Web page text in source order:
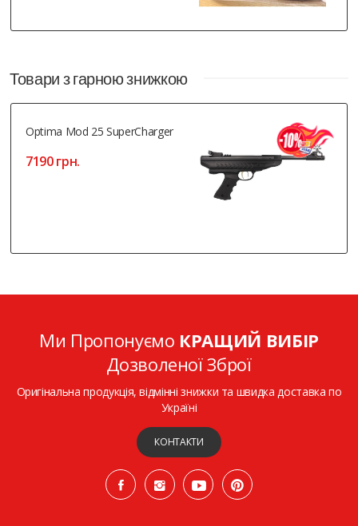
Товари з гарною знижкою
Optima Mod 25 SuperCharger
7190 грн.
Ми Пропонуємо КРАЩИЙ ВИБІР
Дозволеної Зброї
Оригінальна продукція, відмінні знижки та швидка доставка по
Україні
КОНТАКТИ